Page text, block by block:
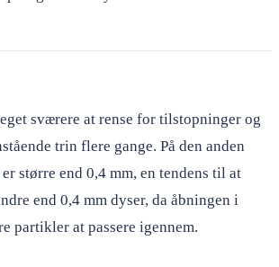
sværere at rense for tilstopninger og
trin flere gange. På den anden
større end 0,4 mm, en tendens til at
end 0,4 mm dyser, da åbningen i
partikler at passere igennem.